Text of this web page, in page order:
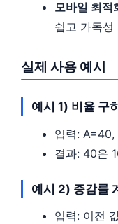
모바일 최적
쉽고 가독성
실제 사용 예시
예시 1) 비율 구
입력: A=40,
결과: 40은
예시 2) 증감률
입력: 이전